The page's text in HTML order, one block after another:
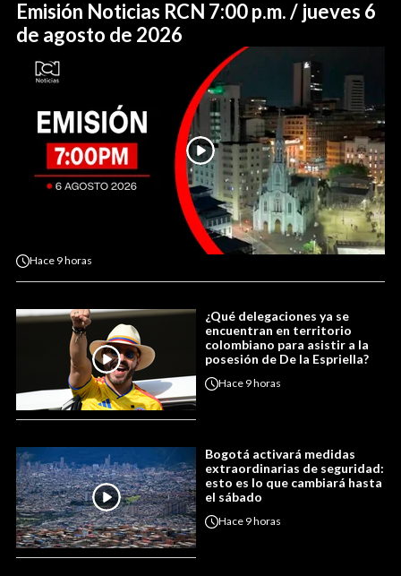
Emisión Noticias RCN 7:00 p.m. / jueves 6
de agosto de 2026
Hace 9 horas
¿Qué delegaciones ya se
encuentran en territorio
colombiano para asistir a la
posesión de De la Espriella?
Hace 9 horas
Bogotá activará medidas
extraordinarias de seguridad:
esto es lo que cambiará hasta
el sábado
Hace 9 horas